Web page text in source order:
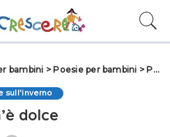
bambini > Poesie per bambini > Poesie sull'inverno
sull'inverno
dolce